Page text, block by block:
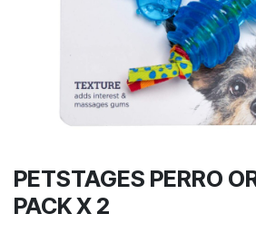
PETSTAGES PERRO
PACK X 2